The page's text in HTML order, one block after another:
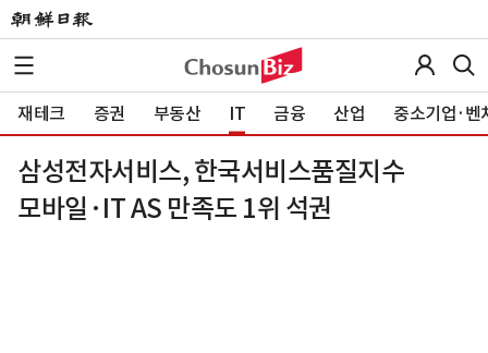
재테크 증권 부동산 IT 금융 산업 중소기업·벤
삼성전자서비스, 한국서비스품질지수
모바일·IT AS 만족도 1위 석권